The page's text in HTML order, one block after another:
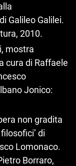
Galileo Galilei.
2010.
mostra
cura di Raffaele
Jonico:
non gradita
di
Lomonaco.
Borraro,